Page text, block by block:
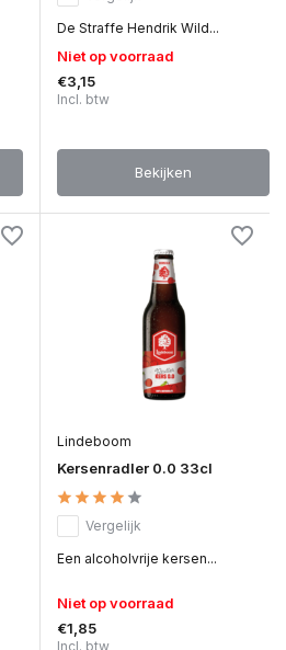
De Straffe Hendrik Wild...
Niet op voorraad
€3,15
Incl. btw
Bekijken
Lindeboom
Kersenradler 0.0 33cl
Vergelijk
Een alcoholvrije kersen...
Niet op voorraad
€1,85
Incl. btw